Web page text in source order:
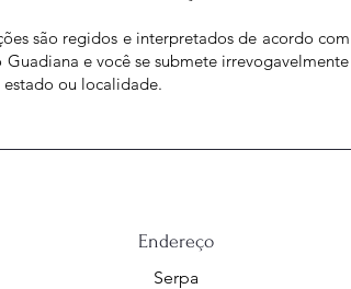
são regidos e interpretados de acordo
e você se submete
ou localidade.
Endereço
Serpa